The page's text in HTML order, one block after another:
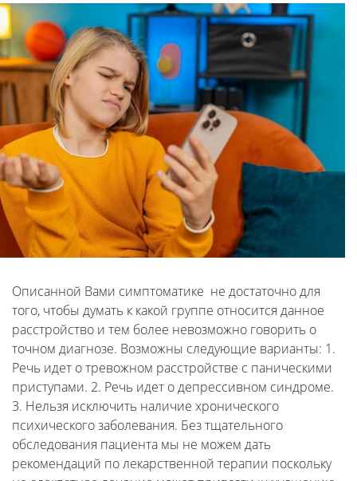
Описанной Вами симптоматике не достаточно для
того, чтобы думать к какой группе относится данное
расстройство и тем более невозможно говорить о
точном диагнозе. Возможны следующие варианты: 1.
Речь идет о тревожном расстройстве с паническими
приступами. 2. Речь идет о депрессивном синдроме.
3. Нельзя исключить наличие хронического
психического заболевания. Без тщательного
обследования пациента мы не можем дать
рекомендаций по лекарственной терапии поскольку